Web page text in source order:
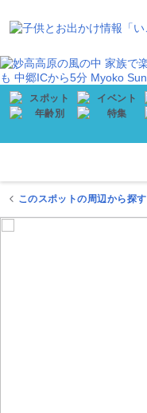
このスポットの周辺から探す